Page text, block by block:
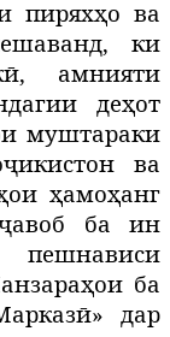
пиряхҳо ва
ки
амнияти
деҳот
муштараки
ва
ҳамоҳанг
ба ин
ба
дар